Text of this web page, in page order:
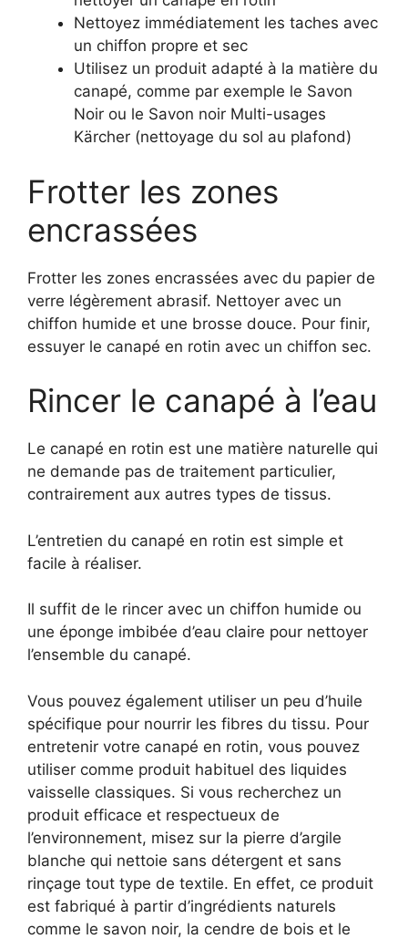
Nettoyez immédiatement les taches avec
un chiffon propre et sec
Utilisez un produit adapté à la matière du
canapé, comme par exemple le Savon
Noir ou le Savon noir Multi-usages
Kärcher (nettoyage du sol au plafond)
Frotter les zones
encrassées
Frotter les zones encrassées avec du papier de
verre légèrement abrasif. Nettoyer avec un
chiffon humide et une brosse douce. Pour finir,
essuyer le canapé en rotin avec un chiffon sec.
Rincer le canapé à l’eau
Le canapé en rotin est une matière naturelle qui
ne demande pas de traitement particulier,
contrairement aux autres types de tissus.
L’entretien du canapé en rotin est simple et
facile à réaliser.
Il suffit de le rincer avec un chiffon humide ou
une éponge imbibée d’eau claire pour nettoyer
l’ensemble du canapé.
Vous pouvez également utiliser un peu d’huile
spécifique pour nourrir les fibres du tissu. Pour
entretenir votre canapé en rotin, vous pouvez
utiliser comme produit habituel des liquides
vaisselle classiques. Si vous recherchez un
produit efficace et respectueux de
l’environnement, misez sur la pierre d’argile
blanche qui nettoie sans détergent et sans
rinçage tout type de textile. En effet, ce produit
est fabriqué à partir d’ingrédients naturels
comme le savon noir, la cendre de bois et le